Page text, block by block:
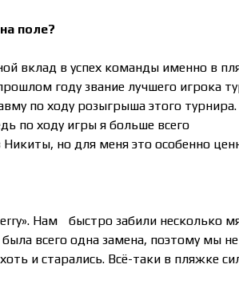
поле?
вклад в успех команды именно в
году звание лучшего игрока
по ходу розыгрыша этого
по ходу игры я больше всего
но для меня это особенно
Haм быстро забили несколько
всего одна замена, поэтому мы
и старались. Всё-таки в пляжке